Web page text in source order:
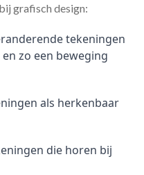
grafisch design:
tekeningen
zo een beweging
als herkenbaar
die horen bij